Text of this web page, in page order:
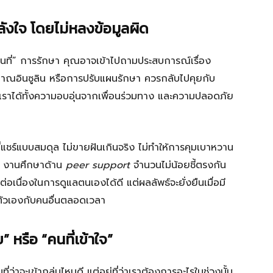
งใจ โดยไม่หลงข้อมูลผิด
” การรักษา คุณอาจเข้าไปถามประสบการณ์เรื่อง
ณอินซูลิน หรือการปรับแผนรักษา ควรกลับไปคุยกับ
าได้ทั้งความอบอุ่นจากเพื่อนร่วมทาง และความปลอดภัย
แบบสมดุล ไม่ขายฝันเกินจริง ไม่ทำให้การคุมเบาหวาน
งานศึกษาด้าน peer supportจำนวนไม่น้อยชี้ตรงกัน
เนื่องในการดูแลตนเองได้ดี แต่ผลลัพธ์จะยั่งยืนเมื่อมี
วเองกับคนอื่นตลอดเวลา
หรือ “คนที่เข้าใจ”